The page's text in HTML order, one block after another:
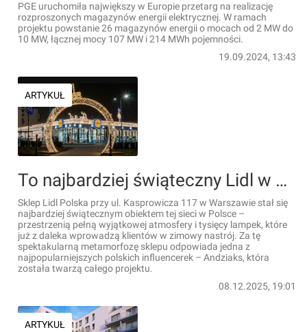
PGE uruchomiła największy w Europie przetarg na realizację
rozproszonych magazynów energii elektrycznej. W ramach
projektu powstanie 26 magazynów energii o mocach od 2 MW do
10 MW, łącznej mocy 107 MW i 214 MWh pojemności.
19.09.2024, 13:43
ARTYKUŁ
To najbardziej świąteczny Lidl w Polsce
Sklep Lidl Polska przy ul. Kasprowicza 117 w Warszawie stał się
najbardziej świątecznym obiektem tej sieci w Polsce –
przestrzenią pełną wyjątkowej atmosfery i tysięcy lampek, które
już z daleka wprowadzą klientów w zimowy nastrój. Za tę
spektakularną metamorfozę sklepu odpowiada jedna z
najpopularniejszych polskich influencerek – Andziaks, która
została twarzą całego projektu.
08.12.2025, 19:01
ARTYKUŁ